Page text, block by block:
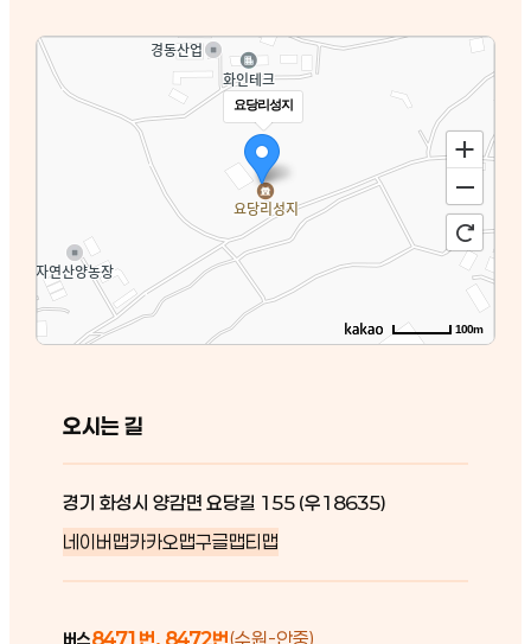
요당리성지
100m
오시는 길
경기 화성시 양감면 요당길 155 (우18635)
네이버맵카카오맵구글맵티맵
버스8471번, 8472번(수원-안중)